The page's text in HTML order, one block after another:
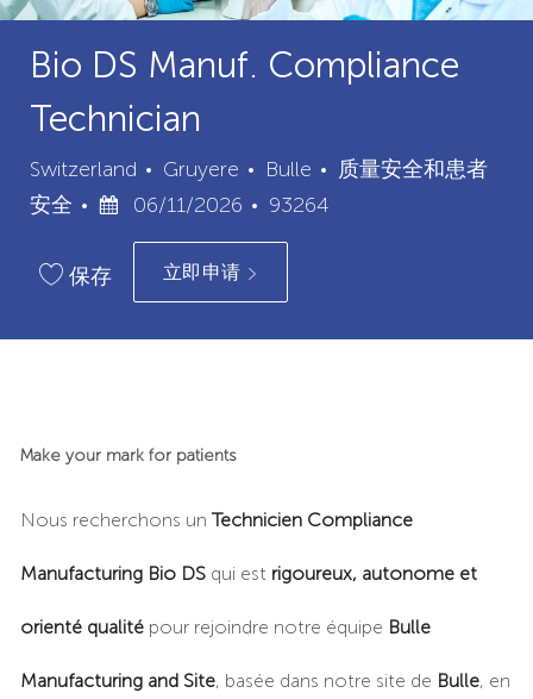
Bio DS Manuf. Compliance
Technician
Switzerland Gruyere
城
市
Bulle
类
质量安全和患者
安全
已
布
期
06/11/2026
职
位
93264
保存 立即申请
Make your mark for patients
Nous recherchons un Technicien Compliance
Manufacturing Bio DSqui est rigoureux, autonome et
orienté qualitépour rejoindre notre équipe Bulle
Manufacturing and Site, basée dans notre site de Bulle, en